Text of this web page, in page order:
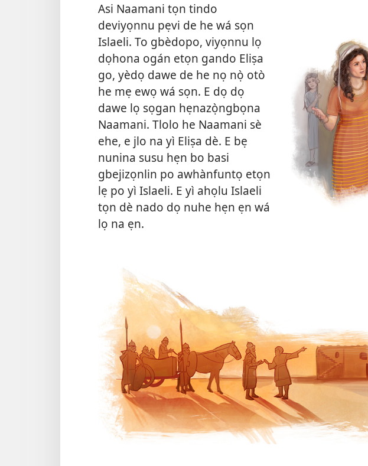
Asi Naamani tọn tindo
deviyọnnu pẹvi de he wá sọn
Islaeli. To gbèdopo, viyọnnu lọ
dọhona ogán etọn gando Eliṣa
go, yèdọ dawe de he nọ nọ̀ otò
he mẹ ewọ wá sọn. E dọ dọ
dawe lọ sọgan hẹnazọ̀ngbọna
Naamani. Tlolo he Naamani sè
ehe, e jlo na yì Eliṣa dè. E bẹ
nunina susu hẹn bo basi
gbejizọnlin po awhànfuntọ etọn
lẹ po yì Islaeli. E yì ahọlu Islaeli
tọn dè nado dọ nuhe hẹn ẹn wá
lọ na ẹn.